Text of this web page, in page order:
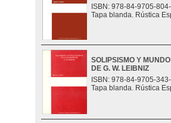
ISBN: 978-84-9705-
Tapa blanda. Rústica
SOLIPSISMO Y
DE G. W. LEIBNIZ
ISBN: 978-84-9705-
Tapa blanda. Rústica